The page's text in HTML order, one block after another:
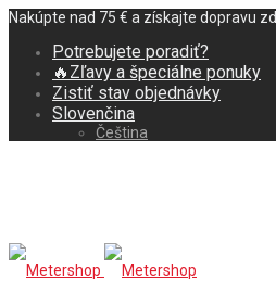
Nakúpte nad 75 € a získajte dopravu
Potrebujete poradiť?
🔥Zľavy a špeciálne ponuky
Zistiť stav objednávky
Slovenčina
Čeština